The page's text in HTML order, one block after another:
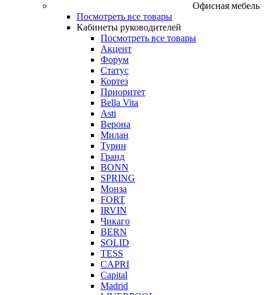
Офисная мебель
Посмотреть все товары
Кабинеты руководителей
Посмотреть все товары
Акцент
Форум
Статус
Кортез
Приоритет
Bella Vita
Asti
Верона
Милан
Турин
Гранд
BONN
SPRING
Монза
FORT
IRVIN
Чикаго
BERN
SOLID
TESS
CAPRI
Capital
Madrid